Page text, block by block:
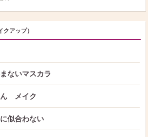
クアップ）
ないマスカラ
ん メイク
似合わない